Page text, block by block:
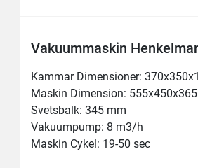
Vakuummaskin
Kammar Dimensioner:
Maskin Dimension:
Svetsbalk: 345 mm
Vakuumpump: 8 m3/h
Maskin Cykel: 19-50 sec